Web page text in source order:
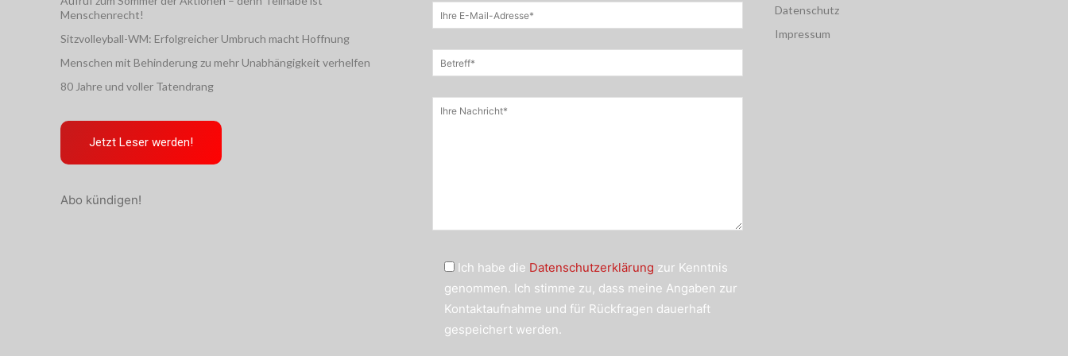
Menschenrecht!
Sitzvolleyball-WM: Erfolgreicher Umbruch macht Hoffnung
Menschen mit Behinderung zu mehr Unabhängigkeit verhelfen
80 Jahre und voller Tatendrang
Jetzt Leser werden!
Abo kündigen!
Ich habe die Datenschutzerklärung zur Kenntnis
genommen. Ich stimme zu, dass meine Angaben zur
Kontaktaufnahme und für Rückfragen dauerhaft
gespeichert werden.
Datenschutz
Impressum